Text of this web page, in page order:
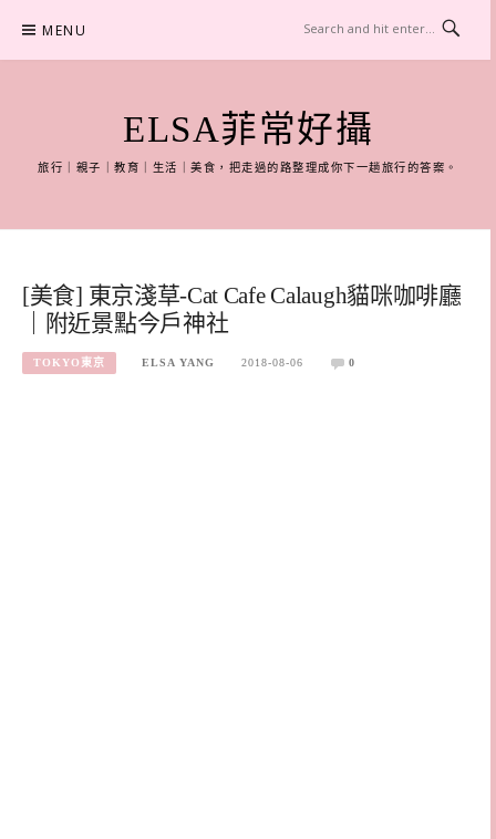
content
MENU
ELSA菲常好攝
旅行｜親子｜教育｜生活｜美食，把走過的路整理成你下一趟旅行的答案。
[美食] 東京淺草-Cat Cafe Calaugh貓咪咖啡廳
｜附近景點今戶神社
TOKYO東京 ELSA YANG 2018-08-06 0